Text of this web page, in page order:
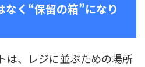
なく“保留の箱”になり
は、レジに並ぶための場所